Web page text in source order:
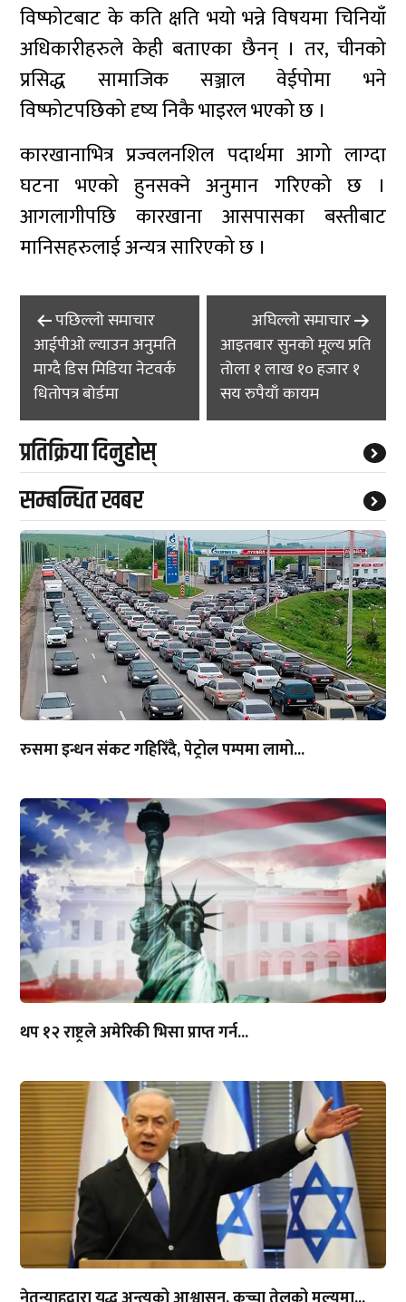
विष्फोटबाट के कति क्षति भयो भन्ने विषयमा चिनियाँ
अधिकारीहरुले केही बताएका छैनन् । तर, चीनको
प्रसिद्ध सामाजिक सञ्जाल वेईपोमा भने
विष्फोटपछिको दृष्य निकै भाइरल भएको छ ।
कारखानाभित्र प्रज्वलनशिल पदार्थमा आगो लाग्दा
घटना भएको हुनसक्ने अनुमान गरिएको छ ।
आगलागीपछि कारखाना आसपासका बस्तीबाट
मानिसहरुलाई अन्यत्र सारिएको छ ।
Post
navigation
पछिल्लाे समाचार
आईपीओ ल्याउन अनुमति
माग्दै डिस मिडिया नेटवर्क
धितोपत्र बोर्डमा
अघिल्लाे समाचार
आइतबार सुनको मूल्य प्रति
तोला १ लाख १० हजार १
सय रुपैयाँ कायम
प्रतिक्रिया दिनुहोस्
सम्बन्धित खबर
रुसमा इन्धन संकट गहिरिँदै, पेट्रोल पम्पमा लामो...
थप १२ राष्ट्रले अमेरिकी भिसा प्राप्त गर्न...